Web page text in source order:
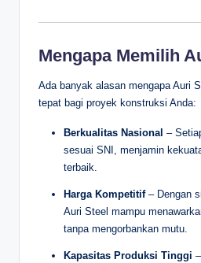
Mengapa Memilih
Ada banyak alasan mengapa Auri
tepat bagi proyek konstruksi Anda:
Berkualitas Nasional –
sesuai SNI, menjamin
terbaik.
Harga Kompetitif– Dengan
Auri Steel mampu
tanpa mengorbankan mutu.
Kapasitas Produksi Tinggi